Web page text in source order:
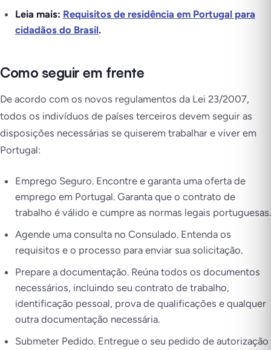
Leia mais: Requisitos de residência em Portugal para
cidadãos do Brasil.
Como seguir em frente
De acordo com os novos regulamentos da Lei 23/2007,
todos os indivíduos de países terceiros devem seguir as
disposições necessárias se quiserem trabalhar e viver em
Portugal:
Emprego Seguro. Encontre e garanta uma oferta de
emprego em Portugal. Garanta que o contrato de
trabalho é válido e cumpre as normas legais portuguesas.
Agende uma consulta no Consulado. Entenda os
requisitos e o processo para enviar sua solicitação.
Prepare a documentação. Reúna todos os documentos
necessários, incluindo seu contrato de trabalho,
identificação pessoal, prova de qualificações e qualquer
outra documentação necessária.
Submeter Pedido. Entregue o seu pedido de autorização